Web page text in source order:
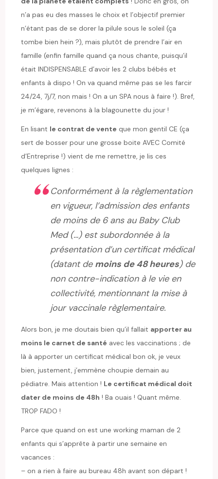
n’a pas eu des masses le choix et l’objectif premier
n’étant pas de se dorer la pilule sous le soleil (ça
tombe bien hein ?), mais plutôt de prendre l’air en
famille (enfin famille quand ça nous chante, puisqu’il
était INDISPENSABLE d’avoir les 2 clubs bébés et
enfants à dispo ! On va quand même pas se les farcir
24/24, 7j/7, non mais ! On a un SPA nous à faire !). Bref,
je m’égare, revenons à la blagounette du jour !
En lisant le contrat de vente que mon gentil CE (ça
sert de bosser pour une grosse boite AVEC Comité
d’Entreprise !) vient de me remettre, je lis ces
quelques lignes :
Conformément à la règlementation
en vigueur, l’admission des enfants
de moins de 6 ans au Baby Club
Med (…) est subordonnée à la
présentation d’un certificat médical
(datant de moins de 48 heures) de
non contre-indication à le vie en
collectivité, mentionnant la mise à
jour vaccinale règlementaire.
Alors bon, je me doutais bien qu’il fallait apporter au
moins le carnet de santé avec les vaccinations ; de
là à apporter un certificat médical bon ok, je veux
bien, justement, j’emmène choupie demain au
pédiatre. Mais attention ! Le certificat médical doit
dater de moins de 48h ! Ba ouais ! Quant même.
TROP FADO !
Parce que quand on est une working maman de 2
enfants qui s’apprête à partir une semaine en
vacances :
– on a rien à faire au bureau 48h avant son départ !